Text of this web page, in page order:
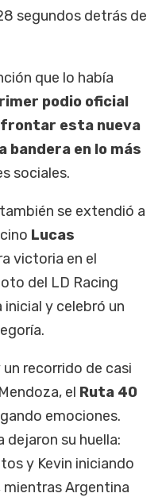
segundos detrás de
que lo había
podio oficial
esta nueva
bandera en lo más
sociales.
se extendió a
Lucas
victoria en el
del LD Racing
inicial y celebró un
recorrido de casi
el Ruta 40
emociones.
dejaron su huella:
y Kevin iniciando
Argentina